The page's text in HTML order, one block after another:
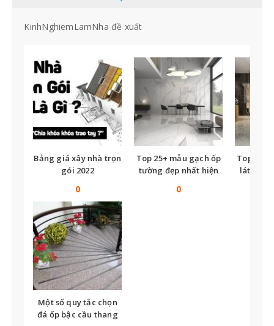
KinhNghiemLamNha đề xuất
Bảng giá xây nhà trọn
gói 2022
0
Top 25+ mẫu gạch ốp
tường đẹp nhất hiện
0
Top
lát nền
Một số quy tắc chọn
đá ốp bậc cầu thang